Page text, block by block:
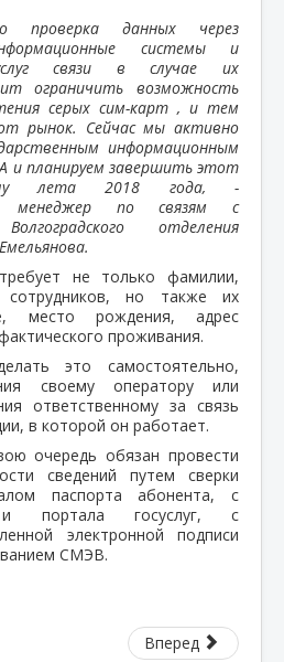
данных через
системы и
связи в случае их
ограничить возможность
серых сим-карт , и тем
рынок. Сейчас мы активно
информационным
и планируем завершить этот
лета 2018 года, -
менеджер по связям с
отделения
не только фамилии,
но также их
место рождения, адрес
проживания.
это самостоятельно,
своему оператору или
ответственному за связь
в которой он работает.
очередь обязан провести
сведений путем сверки
паспорта абонента, с
портала госуслуг, с
электронной подписи
СМЭВ.
Вперед